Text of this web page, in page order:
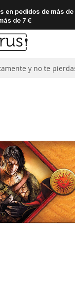
en pedidos de más de
de 7 €